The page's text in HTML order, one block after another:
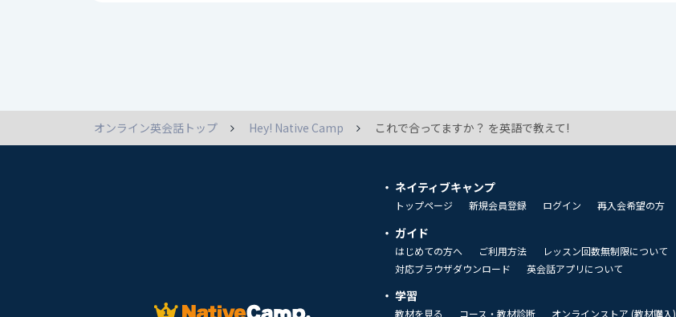
オンライン英会話トップ Hey! Native Camp これで合ってますか？ を英語で教えて!
ネイティブキャンプ
トップページ 新規会員登録 ログイン 再入会希望の方
ガイド
はじめての方へ ご利用方法 レッスン回数無制限について
対応ブラウザダウンロード
英会話アプリについて
学習
教材を見る コース・教材診断 オンラインストア (教材購入)